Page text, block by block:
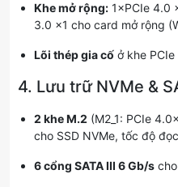
Khe mở rộng: 1×PCIe 4.0
3.0 x1 cho card mở rộng
Lõi thép gia cố ở khe
4. Lưu trữ NVMe &
2 khe M.2 (M2_1: PCIe
cho SSD NVMe, tốc độ
6 cổng SATA III 6 Gb/s